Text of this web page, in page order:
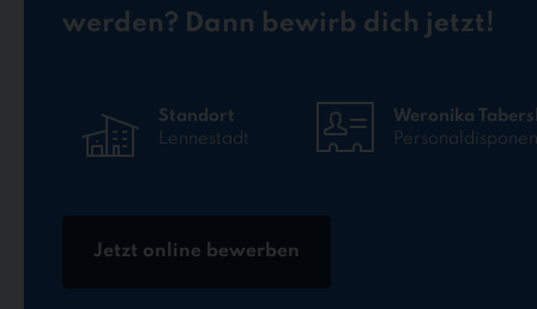
werden? Dann bewirb dich jetzt!
Standort
Lennestadt
Weronika
Jetzt online bewerben